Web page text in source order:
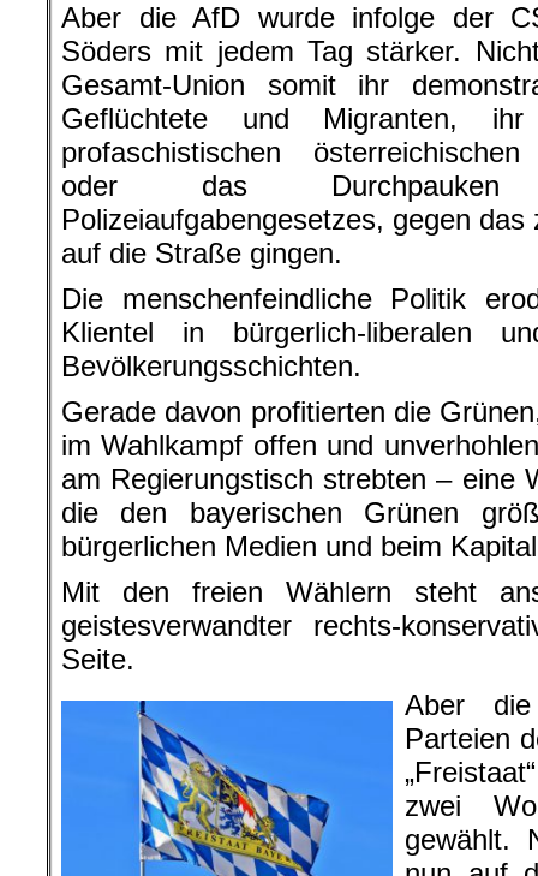
Aber die AfD wurde infolge der
Söders mit jedem Tag stärker.
Gesamt-Union somit ihr
Geflüchtete und Migranten,
profaschistischen österreichischen
oder das Durchpauken
Polizeiaufgabengesetzes, gegen
auf die Straße gingen.
Die menschenfeindliche Politik
Klientel in bürgerlich-liberalen
Bevölkerungsschichten.
Gerade davon profitierten die
im Wahlkampf offen und
am Regierungstisch strebten – eine
die den bayerischen Grünen
bürgerlichen Medien und beim
Mit den freien Wählern steht
geistesverwandter rechts-
Seite.
Aber
Parteien
zwei
gewählt.